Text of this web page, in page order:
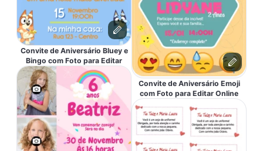
Convite de Aniversário Bluey e
Bingo com Foto para Editar
Convite de Aniversário Emoji
com Foto para Editar Online